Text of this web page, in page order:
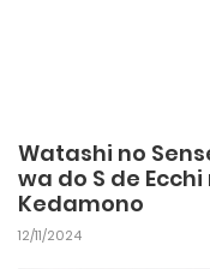
Watashi no
wa do S de Ecchi
Kedamono
12/11/2024